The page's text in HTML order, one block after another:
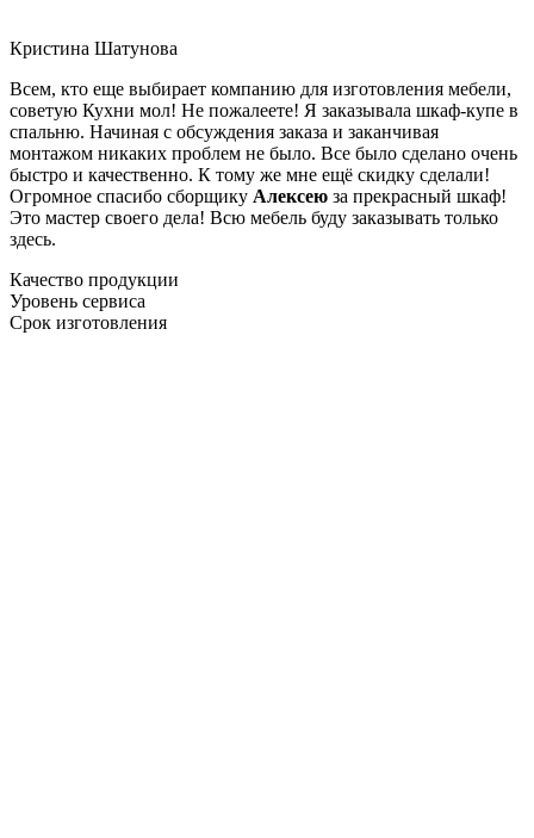
Кристина Шатунова
Всем, кто еще выбирает компанию для изготовления мебели,
советую Кухни мол! Не пожалеете! Я заказывала шкаф-купе в
спальню. Начиная с обсуждения заказа и заканчивая
монтажом никаких проблем не было. Все было сделано очень
быстро и качественно. К тому же мне ещё скидку сделали!
Огромное спасибо сборщику Алексею за прекрасный шкаф!
Это мастер своего дела! Всю мебель буду заказывать только
здесь.
Качество продукции
Уровень сервиса
Срок изготовления